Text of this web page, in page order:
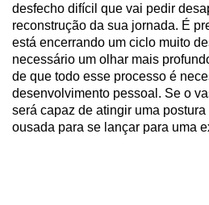
desfecho difícil que vai pedir
reconstrução da sua jornada. É
está encerrando um ciclo muito
necessário um olhar mais
de que todo esse processo é
desenvolvimento pessoal. Se o
será capaz de atingir uma
ousada para se lançar para uma